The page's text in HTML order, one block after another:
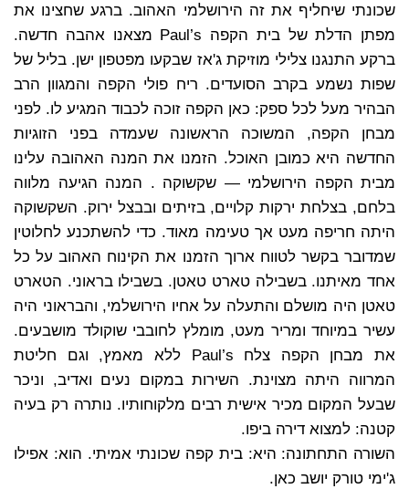
שכונתי שיחליף את זה הירושלמי האהוב. ברגע שחצינו את
מפתן הדלת של בית הקפה Paul’s מצאנו אהבה חדשה.
ברקע התנגנו צלילי מוזיקת ג'אז שבקעו מפטפון ישן. בליל של
שפות נשמע בקרב הסועדים. ריח פולי הקפה והמגוון הרב
הבהיר מעל לכל ספק: כאן הקפה זוכה לכבוד המגיע לו. לפני
מבחן הקפה, המשוכה הראשונה שעמדה בפני הזוגיות
החדשה היא כמובן האוכל. הזמנו את המנה האהובה עלינו
מבית הקפה הירושלמי — שקשוקה . המנה הגיעה מלווה
בלחם, בצלחת ירקות קלויים, בזיתים ובבצל ירוק. השקשוקה
היתה חריפה מעט אך טעימה מאוד. כדי להשתכנע לחלוטין
שמדובר בקשר לטווח ארוך הזמנו את הקינוח האהוב על כל
אחד מאיתנו. בשבילה טארט טאטן. בשבילו בראוני. הטארט
טאטן היה מושלם והתעלה על אחיו הירושלמי, והבראוני היה
עשיר במיוחד ומריר מעט, מומלץ לחובבי שוקולד מושבעים.
את מבחן הקפה צלח Paul’s ללא מאמץ, וגם חליטת
המרווה היתה מצוינת. השירות במקום נעים ואדיב, וניכר
שבעל המקום מכיר אישית רבים מלקוחותיו. נותרה רק בעיה
קטנה: למצוא דירה ביפו.
השורה התחתונה: היא: בית קפה שכונתי אמיתי. הוא: אפילו
ג'ימי טורק יושב כאן.